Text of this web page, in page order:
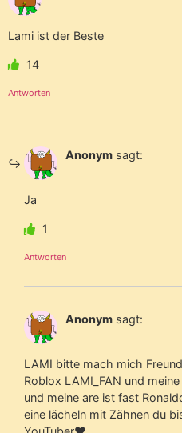
Lami ist der Beste
14
Antworten
Anonym sagt:
Ja
1
Antworten
Anonym sagt:
LAMI bitte mach mich
Roblox LAMI_FAN und
und meine are ist fast
eine lächeln mit Zähnen du